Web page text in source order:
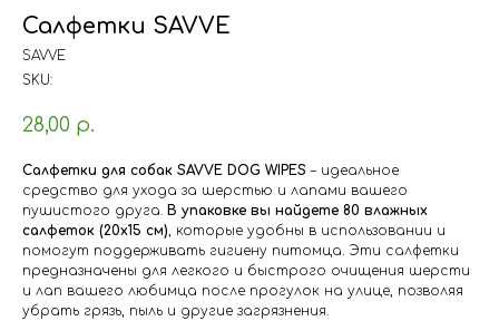
Салфетки SAVVE
SAVVE
SKU:
28,00 р.
Салфетки для собак SAVVE DOG WIPES – идеальное
средство для ухода за шерстью и лапами вашего
пушистого друга. В упаковке вы найдете 80 влажных
салфеток (20х15 см), которые удобны в использовании и
помогут поддерживать гигиену питомца. Эти салфетки
предназначены для легкого и быстрого очищения шерсти
и лап вашего любимца после прогулок на улице, позволяя
убрать грязь, пыль и другие загрязнения.